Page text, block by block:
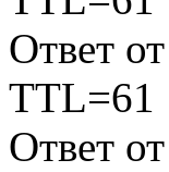
Ответ
TTL=61
Ответ